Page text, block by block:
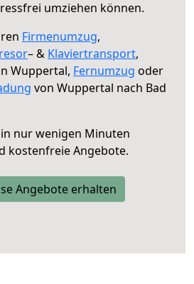
umziehen können.
Firmenumzug,
– & Klaviertransport,
Wuppertal, Fernumzug oder
von Wuppertal nach Bad
in nur wenigen Minuten
kostenfreie Angebote.
Angebote erhalten